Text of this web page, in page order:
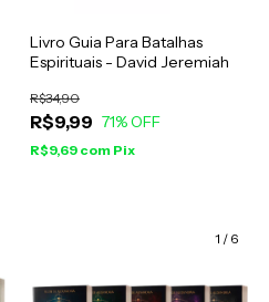
Livro Guia Para Batalhas
Espirituais - David Jeremiah
R$9,99
R$34,90
71% OFF
R$9,69 com Pix
1 / 6